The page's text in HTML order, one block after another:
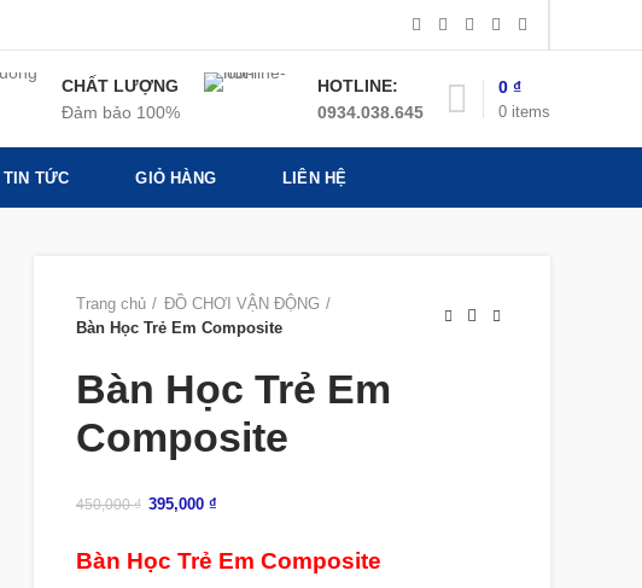
CHẤT LƯỢNG
Đảm bảo 100%
HOTLINE:
0934.038.645
0 items
0 ₫
TIN TỨC GIỎ HÀNG LIÊN HỆ
Trang chủ
ĐỒ CHƠI VẬN ĐỘNG
Bàn Học Trẻ Em Composite
Bàn Học Trẻ Em
Composite
450,000₫ 395,000 ₫
Bàn Học Trẻ Em Composite